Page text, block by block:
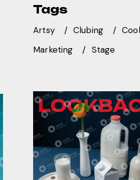
Tags
Artsy Clubing
Cool
Marketing
Stage